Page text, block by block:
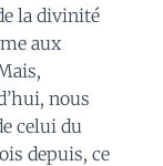
la divinité
aux
nous
celui du
depuis, ce